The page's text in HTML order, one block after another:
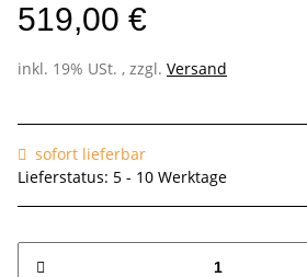
519,00 €
inkl. 19% USt. , zzgl. Versand
sofort lieferbar
Lieferstatus: 5 - 10 Werktage